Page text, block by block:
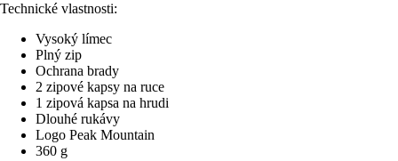
Technické vlastnosti:
Vysoký límec
Plný zip
Ochrana brady
2 zipové kapsy na ruce
1 zipová kapsa na hrudi
Dlouhé rukávy
Logo Peak Mountain
360 g